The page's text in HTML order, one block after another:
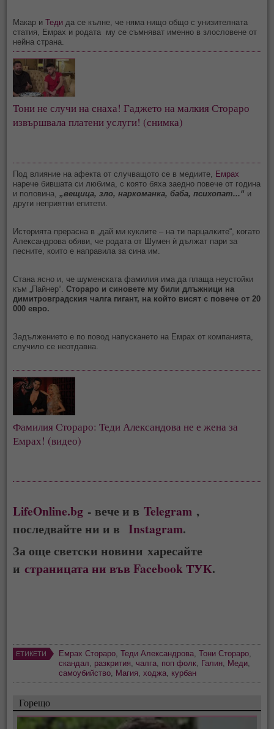
Макар иТеди да се кълне, че няма нищо общо с унизителната
статия, Емрах и родата му се съмняват именно в злословене от
нейна страна.
Тони не случи на снаха! Гаджето на малкия Стораро
извършвала платени услуги! (снимка)
Под влияние на афекта от случващото се в медиите, Емрах
нарече бившата си любима, с която бяха заедно повече от година
и половина,„вещица, зло, наркоманка, баба, психопат...“ и
други неприятни епитети.
Историята прерасна в „дай ми куклите – на ти парцалките“, когато
Александрова обяви, че родата от Шумен ѝ дължат пари за
песните, които е направила за сина им.
Стана ясно и, че шуменската фамилия има да плаща неустойки
към „Пайнер“.Стораро и синовете му били длъжници на
димитровградския чалга гигант, на който висят с повече от 20
000 евро.
Задължението е по повод напускането на Емрах от компанията,
случило се неотдавна.
Фамилия Стораро: Теди Александова не е жена за
Емрах! (видео)
LifeOnline.bg - вече и вTelegram ,
последвайте ни и вInstagram.
За още светски новини харесайте
истраницата ни във Facebook ТУК.
ЕТИКЕТИ Емрах Стораро,Теди Александрова,Тони Стораро,
скандал, разкрития, чалга, поп фолк, Галин, Меди,
самоубийство, Магия,ходжа, курбан
Горещо